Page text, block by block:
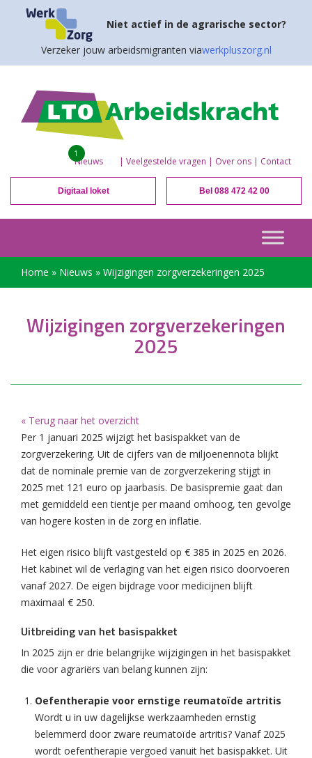
Niet actief in de agrarische sector?
Verzeker jouw arbeidsmigranten viawerkpluszorg.nl
Nieuws
1
| Veelgestelde vragen | Over ons | Contact
Digitaal loket Bel 088 472 42 00
Home » Nieuws » Wijzigingen zorgverzekeringen 2025
Wijzigingen zorgverzekeringen
2025
« Terug naar het overzicht
Per 1 januari 2025 wijzigt het basispakket van de
zorgverzekering. Uit de cijfers van de miljoenennota blijkt
dat de nominale premie van de zorgverzekering stijgt in
2025 met 121 euro op jaarbasis. De basispremie gaat dan
met gemiddeld een tientje per maand omhoog, ten gevolge
van hogere kosten in de zorg en inflatie.
Het eigen risico blijft vastgesteld op € 385 in 2025 en 2026.
Het kabinet wil de verlaging van het eigen risico doorvoeren
vanaf 2027. De eigen bijdrage voor medicijnen blijft
maximaal € 250.
Uitbreiding van het basispakket
In 2025 zijn er drie belangrijke wijzigingen in het basispakket
die voor agrariërs van belang kunnen zijn:
Oefentherapie voor ernstige reumatoïde artritis
Wordt u in uw dagelijkse werkzaamheden ernstig
belemmerd door zware reumatoïde artritis? Vanaf 2025
wordt oefentherapie vergoed vanuit het basispakket. Uit